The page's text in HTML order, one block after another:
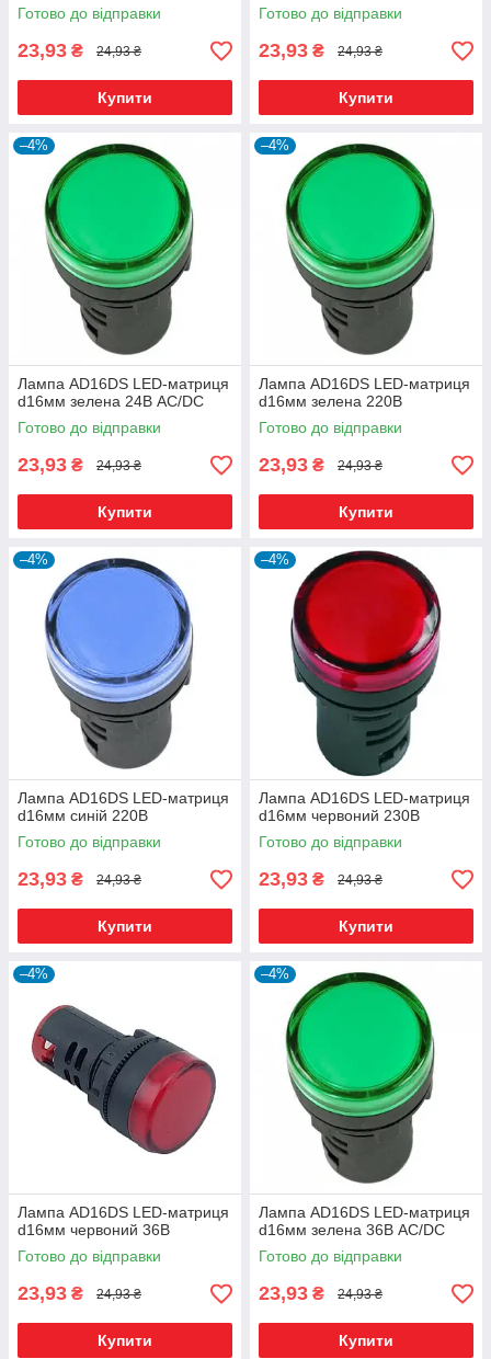
Готово до відправки
23,93 ₴ 24,93 ₴
Купити
Готово до відправки
23,93 ₴ 24,93 ₴
Купити
–4%
Лампа AD16DS LED-матриця
d16мм зелена 24В AC/DC
Готово до відправки
23,93 ₴ 24,93 ₴
Купити
–4%
Лампа AD16DS LED-матриця
d16мм зелена 220В
Готово до відправки
23,93 ₴ 24,93 ₴
Купити
–4%
Лампа AD16DS LED-матриця
d16мм синій 220В
Готово до відправки
23,93 ₴ 24,93 ₴
Купити
–4%
Лампа AD16DS LED-матриця
d16мм червоний 230В
Готово до відправки
23,93 ₴ 24,93 ₴
Купити
–4%
Лампа AD16DS LED-матриця
d16мм червоний 36В
Готово до відправки
23,93 ₴ 24,93 ₴
Купити
–4%
Лампа AD16DS LED-матриця
d16мм зелена 36В AC/DC
Готово до відправки
23,93 ₴ 24,93 ₴
Купити